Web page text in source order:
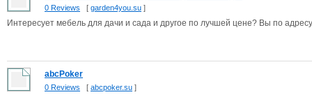
0 Reviews [ garden4you.su ]
Интересует мебель для дачи и сада и другое по лучшей цене? Вы по
abcPoker
0 Reviews [ abcpoker.su ]